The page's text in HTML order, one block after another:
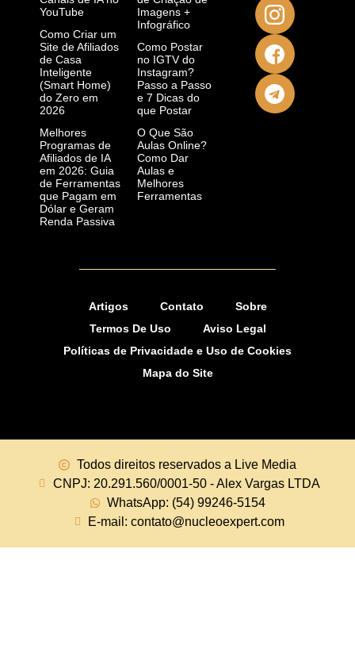
YouTube
Como Criar um
Site de Afiliados
de Casa
Inteligente
(Smart Home)
do Zero em
2026
Melhores
Programas de
Afiliados de IA
em 2026: Guia
de Ferramentas
que Pagam em
Dólar e Geram
Renda Passiva
Imagens +
Infográfico
Como Postar
no IGTV do
Instagram?
Passo a Passo
e 7 Dicas do
que Postar
O Que São
Aulas Online?
Como Dar
Aulas e
Melhores
Ferramentas
Artigos Contato
Sobre
Termos De Uso
Aviso Legal
Políticas de Privacidade e Uso de Cookies
Mapa do Site
Todos direitos reservados a Live Media
CNPJ: 20.291.560/0001-50 - Alex Vargas LTDA
WhatsApp: (54) 99246-5154
E-mail: contato@nucleoexpert.com